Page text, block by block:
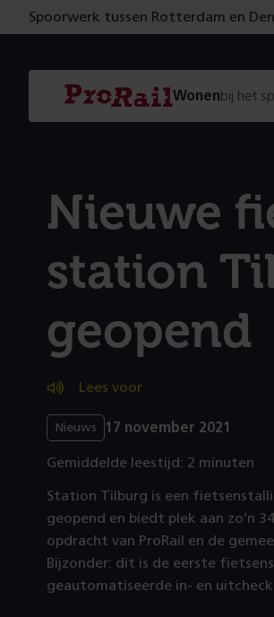
Spoorwerk tussen Rotterdam en
Navigatie
Homepage
ProRail
Wonenbij het
Nieuwe
station
geopend
Lees voor
Nieuws 17 november 2021
Gemiddelde leestijd: 2 minuten
Station Tilburg is een
geopend en biedt plek aan zo’n
opdracht van ProRail en de
Bijzonder: dit is de eerste
geautomatiseerde in- en